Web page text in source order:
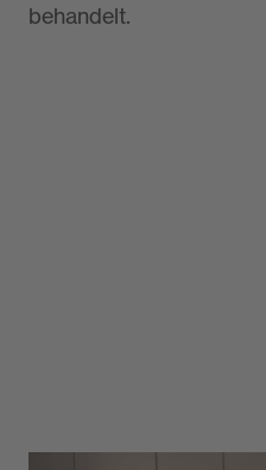
behandelt.